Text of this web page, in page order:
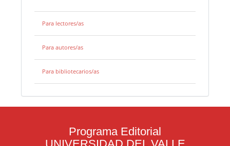
Para lectores/as
Para autores/as
Para bibliotecarios/as
Programa Editorial